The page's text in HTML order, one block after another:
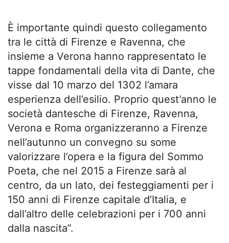
È importante quindi questo collegamento
tra le città di Firenze e Ravenna, che
insieme a Verona hanno rappresentato le
tappe fondamentali della vita di Dante, che
visse dal 10 marzo del 1302 l’amara
esperienza dell’esilio. Proprio quest’anno le
società dantesche di Firenze, Ravenna,
Verona e Roma organizzeranno a Firenze
nell’autunno un convegno su some
valorizzare l’opera e la figura del Sommo
Poeta, che nel 2015 a Firenze sarà al
centro, da un lato, dei festeggiamenti per i
150 anni di Firenze capitale d’Italia, e
dall’altro delle celebrazioni per i 700 anni
dalla nascita”.